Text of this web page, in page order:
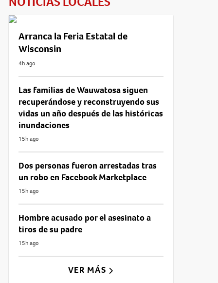
Arranca la Feria Estatal de
Wisconsin
4h ago
Las familias de Wauwatosa siguen
recuperándose y reconstruyendo sus
vidas un año después de las históricas
inundaciones
15h ago
Dos personas fueron arrestadas tras
un robo en Facebook Marketplace
15h ago
Hombre acusado por el asesinato a
tiros de su padre
15h ago
VER MÁS